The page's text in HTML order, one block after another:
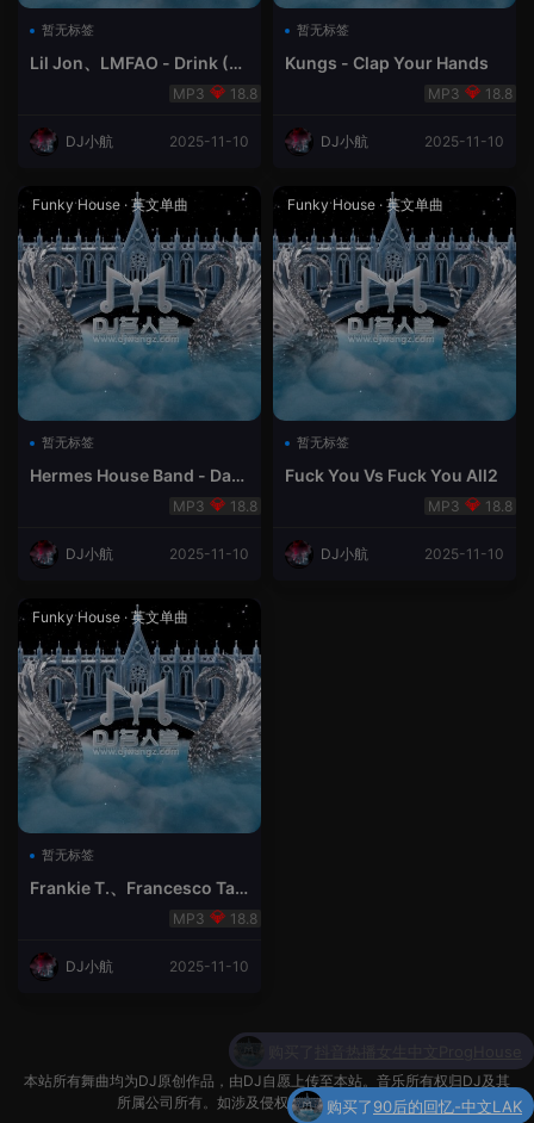
暂无标签
Lil Jon、LMFAO - Drink (La
18.8
DJ小航 2025-11-10
暂无标签
Kungs - Clap Your Hands
18.8
DJ小航 2025-11-10
Funky House · 英文单曲
暂无标签
Hermes House Band - Das
18.8
DJ小航 2025-11-10
Funky House · 英文单曲
暂无标签
Fuck You Vs Fuck You All2
18.8
DJ小航 2025-11-10
Funky House · 英文单曲
暂无标签
Frankie T.、Francesco Tau
18.8
DJ小航 2025-11-10
本站所有舞曲均为DJ原创作品，由DJ自愿上传至本站。音乐所有权归DJ及其
所属公司所有。如涉及侵权，请联系我们处理。
购买 Dj阿所-热播Q鼓系列FunKyhouse英文